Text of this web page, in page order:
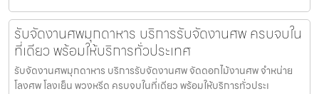
รับจัดงานศพมุกดาหาร บริการรับจัดงานศพ ครบจบใน
ที่เดียว พร้อมให้บริการทั่วประเทศ
รับจัดงานศพมุกดาหาร บริการรับจัดงานศพ จัดดอกไม้งานศพ จำหน่าย
โลงศพ โลงเย็น พวงหรีด ครบจบในที่เดียว พร้อมให้บริการทั่วประเ